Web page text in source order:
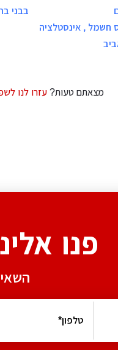
בבני
חשמל , אינסטלציה
מצאתם טעות? עזרו לנו
פנו